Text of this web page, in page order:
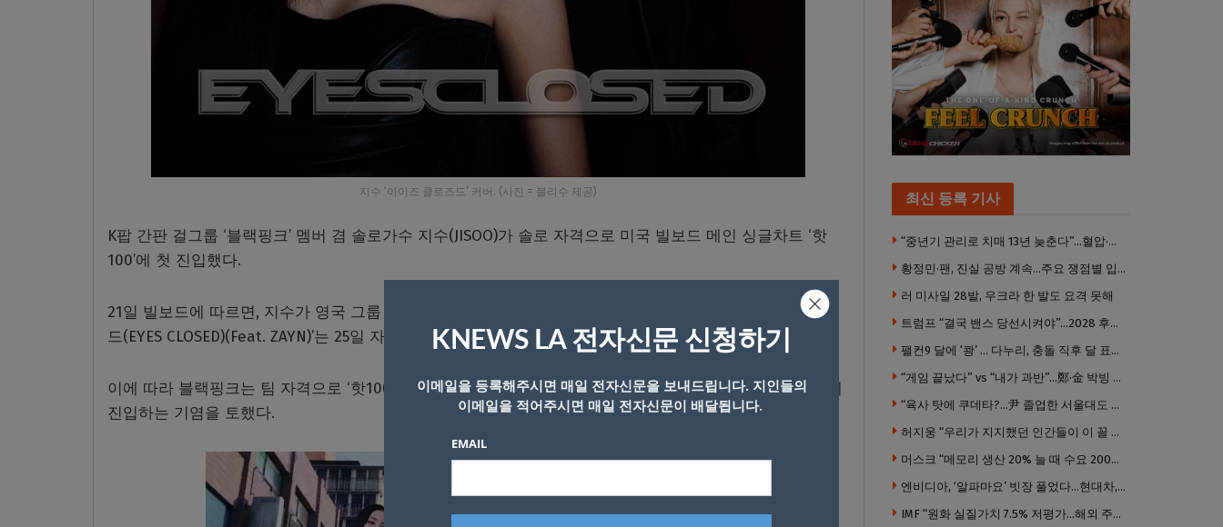
지수 ‘아이즈 클로즈드’ 커버. (사진 = 블리수 제공)
K팝 간판 걸그룹 ‘블랙핑크’ 멤버 겸 솔로가수 지수(JISOO)가 솔로 자격으로 미국 빌보드 메인 싱글차트 ‘핫
100’에 첫 진입했다.
21일 빌보드에 따르면, 지수가 영국 그룹 ‘원디렉션’ 출신 가수 제인(ZAYN)과 협업한 새 싱글 ‘아이즈 클로즈
드(EYES CLOSED)(Feat. ZAYN)’는 25일 자 ‘핫100’에서 72위로 데뷔했다.
이에 따라 블랙핑크는 팀 자격으로 ‘핫100’에 수차례 진입한 건 물론 네 멤버가 솔로 자격으로 모두 ‘핫100’에
진입하는 기염을 토했다.
최신 등록 기사
“중년기 관리로 치매 13년 늦춘다”…혈압·당뇨·금연 시기가 골든타임
황정민·팬, 진실 공방 계속…주요 쟁점별 입장 정리
러 미사일 28발, 우크라 한 발도 요격 못해
트럼프 “결국 밴스 당선시켜야”…2028 후계 구도 힘 싣나
팰컨9 달에 ‘쾅’ … 다누리, 충돌 직후 달 표면 촬영 유일 탐사선
“게임 끝났다” vs “내가 과반”…鄭·金 박빙 전대 서로 우위 주장
“육사 탓에 쿠데타?…尹 졸업한 서울대도 없애야 하나”
허지웅 “우리가 지지했던 인간들이 이 꼴 만들었다”
머스크 “메모리 생산 20% 늘 때 수요 200% 증가” … 반도체 매출 1조달러 눈 앞
엔비디아, ‘알파마요’ 빗장 풀었다…현대차, 자율주행 속도내나
IMF “원화 실질가치 7.5% 저평가…해외 주식투자 영향”
KNEWS LA 전자신문 신청하기
이메일을 등록해주시면 매일 전자신문을 보내드립니다. 지인들의
이메일을 적어주시면 매일 전자신문이 배달됩니다.
EMAIL